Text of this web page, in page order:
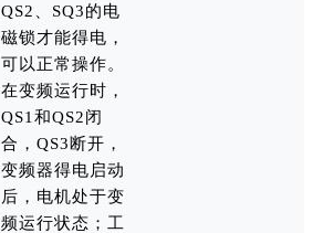
QS2、SQ3的电
磁锁才能得电，
可以正常操作。
在变频运行时，
QS1和QS2闭
合，QS3断开，
变频器得电启动
后，电机处于变
频运行状态；工